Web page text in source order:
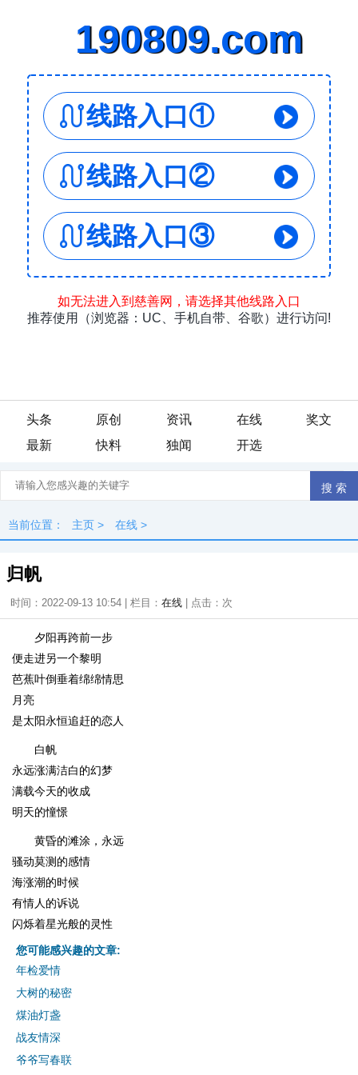
头条 原创 资讯 在线
奖文
最新
快料 独闻 开选
当前位置： 主页 > 在线 >
归帆
时间：2022-09-13 10:54 | 栏目： 在线 | 点击： 次
夕阳再跨前一步
便走进另一个黎明
芭蕉叶倒垂着绵绵情思
月亮
是太阳永恒追赶的恋人
白帆
永远涨满洁白的幻梦
满载今天的收成
明天的憧憬
黄昏的滩涂，永远
骚动莫测的感情
海涨潮的时候
有情人的诉说
闪烁着星光般的灵性
您可能感兴趣的文章:
年检爱情
大树的秘密
煤油灯盏
战友情深
爷爷写春联